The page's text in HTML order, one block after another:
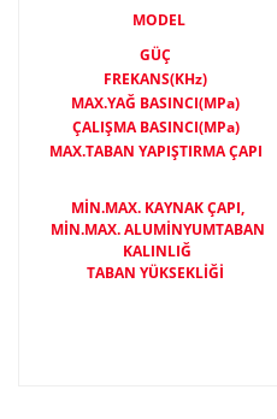
MODEL
GÜÇ
FREKANS(KHz)
MAX.YAĞ BASINCI(MPa)
ÇALIŞMA BASINCI(MPa)
MAX.TABAN YAPIŞTIRMA ÇAPI
MİN.MAX. KAYNAK ÇAPI,
MİN.MAX. ALUMİNYUMTABAN
KALINLIĞ
TABAN YÜKSEKLİĞİ